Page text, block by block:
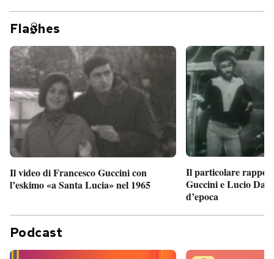
Fla hes
Il video di Francesco Guccini con
l’eskimo «a Santa Lucia» nel 1965
Il particolare
Guccini e Lucio
d’epoca
Podcast